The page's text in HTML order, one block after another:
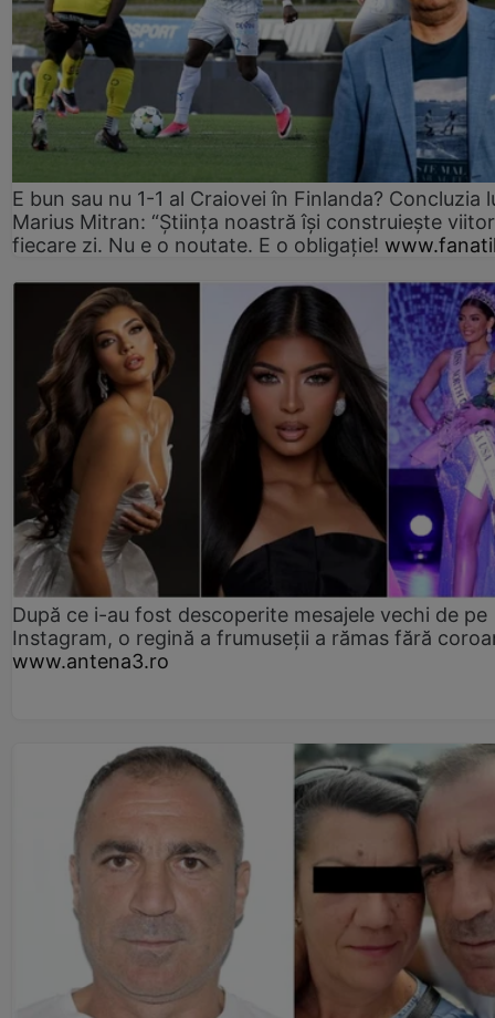
E bun sau nu 1-1 al Craiovei în Finlanda? Concluzia
Marius Mitran: “Știința noastră își construiește
fiecare zi. Nu e o noutate. E o obligație!
După ce i-au fost descoperite mesajele vechi de pe
Instagram, o regină a frumuseții a rămas fără
www.antena3.ro